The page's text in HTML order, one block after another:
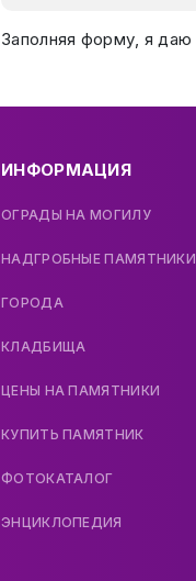
Заполняя форму, я даю
ИНФОРМАЦИЯ
ОГРАДЫ НА МОГИЛУ
НАДГРОБНЫЕ ПАМЯТНИКИ
ГОРОДА
КЛАДБИЩА
ЦЕНЫ НА ПАМЯТНИКИ
КУПИТЬ ПАМЯТНИК
ФОТОКАТАЛОГ
ЭНЦИКЛОПЕДИЯ